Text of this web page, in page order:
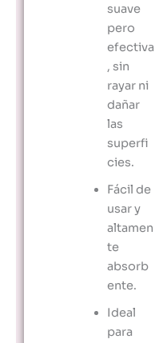
suave
pero
efectiva
, sin
rayar ni
dañar
las
superfi
cies.
Fácil de
usar y
altamen
te
absorb
ente.
Ideal
para